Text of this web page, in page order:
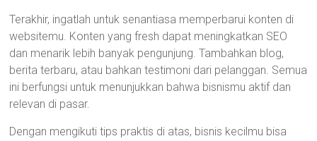
Terakhir, ingatlah untuk senantiasa memperbarui konten di
websitemu. Konten yang fresh dapat meningkatkan SEO
dan menarik lebih banyak pengunjung. Tambahkan blog,
berita terbaru, atau bahkan testimoni dari pelanggan. Semua
ini berfungsi untuk menunjukkan bahwa bisnismu aktif dan
relevan di pasar.
Dengan mengikuti tips praktis di atas, bisnis kecilmu bisa